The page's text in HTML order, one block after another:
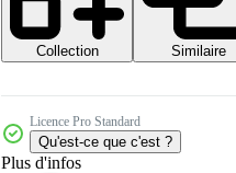
Collection
Similaire
Licence Pro Standard
Qu'est-ce que c'est ?
Plus d'infos